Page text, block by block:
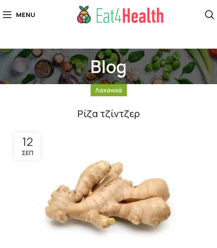
MENU
Blog
Λαχανικά
Ρίζα τζίντζερ
12
ΣΕΠ